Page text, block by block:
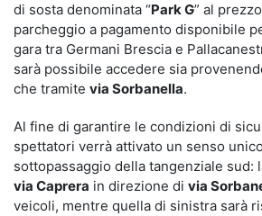
di sosta denominata “Park G” al
parcheggio a pagamento disponibile
gara tra Germani Brescia e
sarà possibile accedere sia
che tramite via Sorbanella.
Al fine di garantire le condizioni di
spettatori verrà attivato un senso
sottopassaggio della tangenziale sud:
via Caprera in direzione di via
veicoli, mentre quella di sinistra sarà